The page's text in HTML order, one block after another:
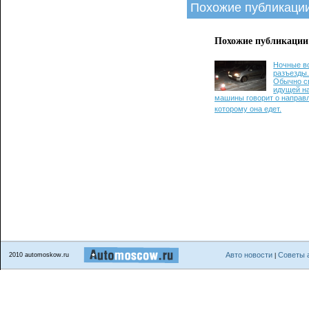
Похожие
Похожие публикации
Ночные
разъезды.
Обычно
идущей
машины говорит о
которому она едет.
2010 automoskow.ru Авто новости| Советы